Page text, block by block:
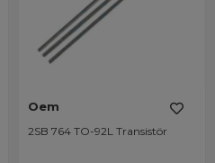
Oem
2SB 764 TO-92L Transistör